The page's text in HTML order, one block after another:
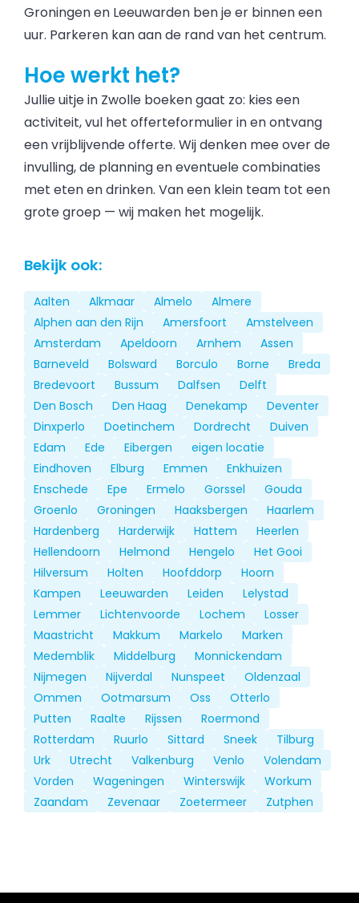
Groningen en Leeuwarden ben je er binnen een
uur. Parkeren kan aan de rand van het centrum.
Hoe werkt het?
Jullie uitje in Zwolle boeken gaat zo: kies een
activiteit, vul het offerteformulier in en ontvang
een vrijblijvende offerte. Wij denken mee over de
invulling, de planning en eventuele combinaties
met eten en drinken. Van een klein team tot een
grote groep — wij maken het mogelijk.
Bekijk ook:
Aalten Alkmaar Almelo
Almere
Alphen aan den Rijn
Amersfoort
Amstelveen
Amsterdam
Apeldoorn Arnhem
Assen
Barneveld
Bolsward Borculo Borne
Breda
Bredevoort
Bussum Dalfsen
Delft
Den Bosch
Den Haag Denekamp
Deventer
Dinxperlo
Doetinchem Dordrecht
Duiven
Edam
Ede Eibergen
eigen locatie
Eindhoven
Elburg Emmen
Enkhuizen
Enschede
Epe Ermelo Gorssel
Gouda
Groenlo
Groningen Haaksbergen
Haarlem
Hardenberg
Harderwijk Hattem
Heerlen
Hellendoorn
Helmond Hengelo
Het Gooi
Hilversum
Holten Hoofddorp
Hoorn
Kampen
Leeuwarden Leiden
Lelystad
Lemmer
Lichtenvoorde Lochem
Losser
Maastricht
Makkum Markelo
Marken
Medemblik
Middelburg
Monnickendam
Nijmegen
Nijverdal Nunspeet
Oldenzaal
Ommen
Ootmarsum Oss
Otterlo
Putten
Raalte Rijssen
Roermond
Rotterdam
Ruurlo Sittard Sneek
Tilburg
Urk
Utrecht Valkenburg Venlo
Volendam
Vorden
Wageningen Winterswijk
Workum
Zaandam
Zevenaar Zoetermeer Zutphen